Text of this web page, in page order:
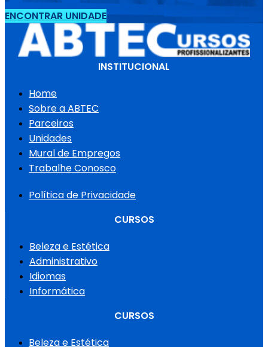
ENCONTRAR UNIDADE
INSTITUCIONAL
Home
Sobre a ABTEC
Parceiros
Unidades
Mural de Empregos
Trabalhe Conosco
Política de Privacidade
CURSOS
Beleza e Estética
Administrativo
Idiomas
Informática
CURSOS
Beleza e Estética